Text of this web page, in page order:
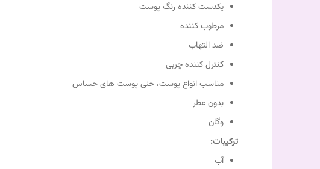
یکدست کننده رنگ پوست
مرطوب کننده
ضد التهاب
کنترل کننده چربی
مناسب انواع پوست، حتی پوست های حساس
بدون عطر
وگان
ترکیبات:
آب